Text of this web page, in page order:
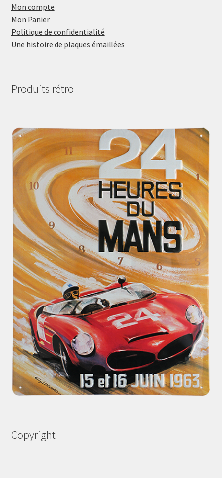
Mon compte
Mon Panier
Politique de confidentialité
Une histoire de plaques émaillées
Produits rétro
Copyright